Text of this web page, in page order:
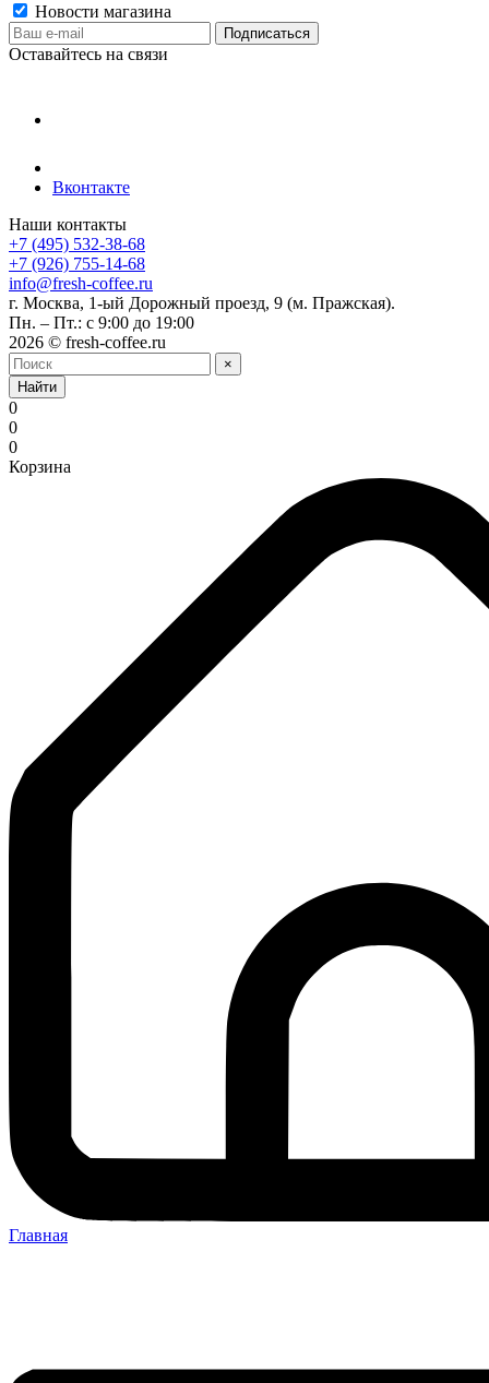
Новости магазина
Оставайтесь на связи
Вконтакте
Наши контакты
+7 (495) 532-38-68
+7 (926) 755-14-68
info@fresh-coffee.ru
г. Москва, 1-ый Дорожный проезд, 9 (м. Пражская).
Пн. – Пт.: с 9:00 до 19:00
2026 © fresh-coffee.ru
×
Найти
0
0
0
Корзина
Главная